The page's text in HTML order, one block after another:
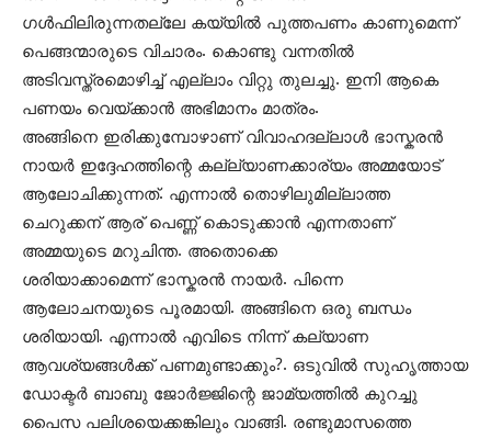
ഗൾഫിലിരുന്നതല്ലേ കയ്യിൽ പുത്തപണം കാണുമെന്ന്
പെങ്ങന്മാരുടെ വിചാരം. കൊണ്ടു വന്നതിൽ
അടിവസ്ത്രമൊഴിച്ച് എല്ലാം വിറ്റു തുലച്ചു. ഇനി ആകെ
പണയം വെയ്ക്കാൻ അഭിമാനം മാത്രം.
അങ്ങിനെ ഇരിക്കുമ്പോഴാണ് വിവാഹദല്ലാൾ ഭാസ്കരൻ
നായർ ഇദ്ദേഹത്തിന്റെ കല്ല്യാണക്കാര്യം അമ്മയോട്
ആലോചിക്കുന്നത്. എന്നാൽ തൊഴിലുമില്ലാത്ത
ചെറുക്കന് ആര് പെണ്ണ് കൊടുക്കാൻ എന്നതാണ്
അമ്മയുടെ മറുചിന്ത. അതൊക്കെ
ശരിയാക്കാമെന്ന് ഭാസ്കരൻ നായർ. പിന്നെ
ആലോചനയുടെ പൂരമായി. അങ്ങിനെ ഒരു ബന്ധം
ശരിയായി. എന്നാൽ എവിടെ നിന്ന് കല്യാണ
ആവശ്യങ്ങൾക്ക് പണമുണ്ടാക്കും?. ഒടുവിൽ സുഹൃത്തായ
ഡോക്ടർ ബാബു ജോർജ്ജിന്റെ ജാമ്യത്തിൽ കുറച്ചു
പൈസ പലിശയെക്കങ്കിലും വാങ്ങി. രണ്ടുമാസത്തെ